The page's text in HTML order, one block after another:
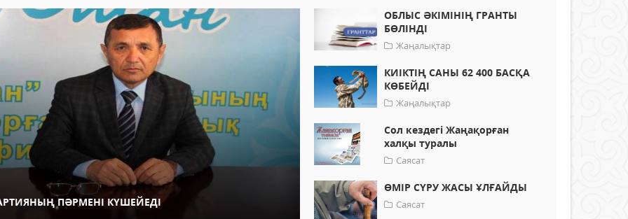
ПӘРМЕНІ КҮШЕЙЕДІ
ОБЛЫС ӘКІМІНІҢ ГРАНТЫ
БӨЛІНДІ
Жаңалықтар
КИІКТІҢ САНЫ 62 400 БАСҚА
КӨБЕЙДІ
Жаңалықтар
Сол кездегі Жаңақорған
халқы туралы
Саясат
ӨМІР СҮРУ ЖАСЫ ҰЛҒАЙДЫ
Саясат